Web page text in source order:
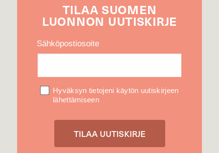
TILAA SUOMEN
LUONNON UUTIS­KIRJE
Sähköpostiosoite
Hyväksyn tietojeni käytön uutiskirjeen
lähettämiseen